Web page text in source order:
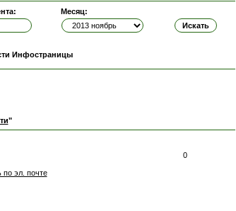
Месяц:
Инфостраницы
"
0
по эл. почте